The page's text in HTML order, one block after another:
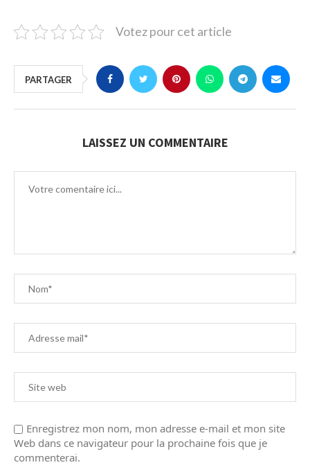
Votez pour cet article
PARTAGER
LAISSEZ UN COMMENTAIRE
Enregistrez mon nom, mon adresse e-mail et mon site
Web dans ce navigateur pour la prochaine fois que je
commenterai.